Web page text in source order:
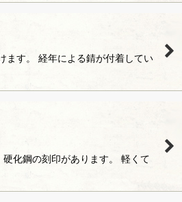
ます。 経年による錆が付着してい
化鋼の刻印があります。 軽くて